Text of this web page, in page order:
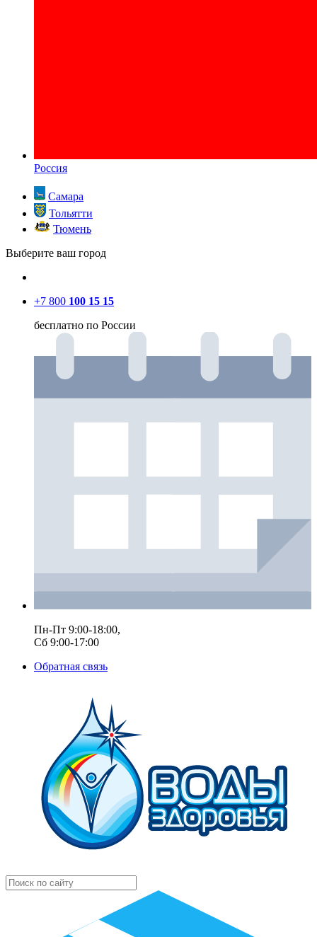
Россия
Самара
Тольятти
Тюмень
Выберите ваш город
+7 800 100 15 15
бесплатно по России
Пн-Пт 9:00-18:00,
Сб 9:00-17:00
Обратная связь